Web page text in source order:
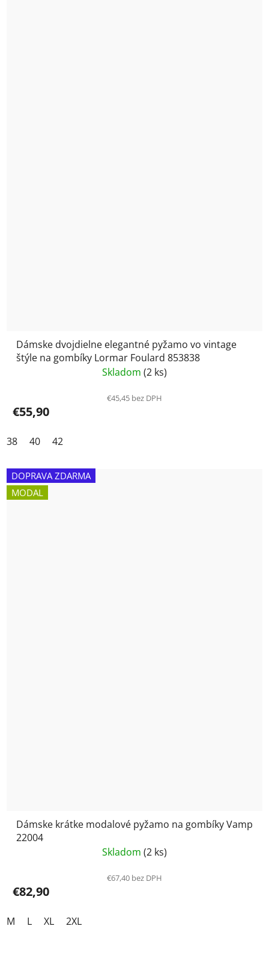
Dámske dvojdielne elegantné pyžamo vo vintage
štýle na gombíky Lormar Foulard 853838
Skladom (2 ks)
€45,45 bez DPH
€55,90
38 40 42
DOPRAVA ZDARMA
MODAL
Dámske krátke modalové pyžamo na gombíky Vamp
22004
Skladom (2 ks)
€67,40 bez DPH
€82,90
M L XL 2XL